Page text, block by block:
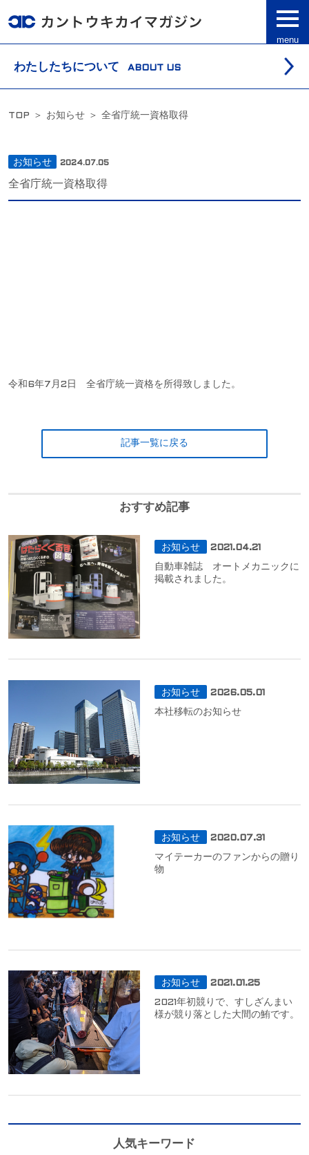
menu
わたしたちについて ABOUT US
TOP ＞ お知らせ ＞ 全省庁統一資格取得
お知らせ 2024.07.05
全省庁統一資格取得
令和6年7月2日 全省庁統一資格を所得致しました。
記事一覧に戻る
おすすめ記事
お知らせ 2021.04.21
自動車雑誌 オートメカニックに
掲載されました。
お知らせ 2026.05.01
本社移転のお知らせ
お知らせ 2020.07.31
マイテーカーのファンからの贈り
物
お知らせ 2021.01.25
2021年初競りで、すしざんまい
様が競り落とした大間の鮪です。
人気キーワード